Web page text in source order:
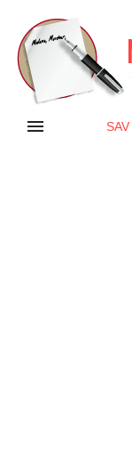
 SAV